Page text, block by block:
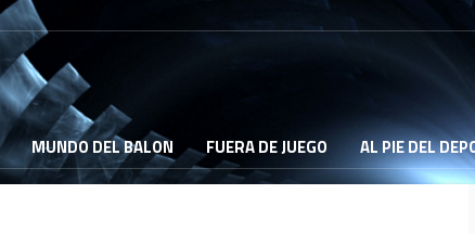
MUNDO DEL BALON FUERA DE JUEGO AL PIE DEL